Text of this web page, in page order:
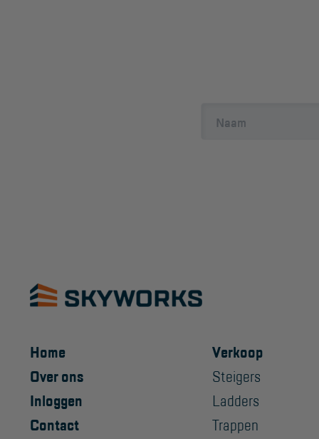
Home
Over ons
Inloggen
Contact
Verkoop
Steigers
Ladders
Trappen